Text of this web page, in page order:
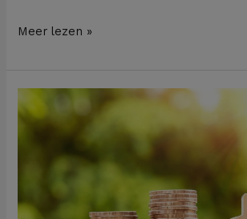
Meer lezen »
onroerende
‘doorrekenen’